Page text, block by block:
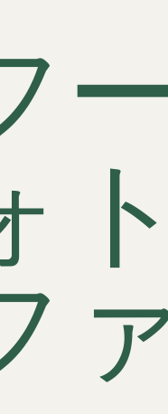
Food Photography